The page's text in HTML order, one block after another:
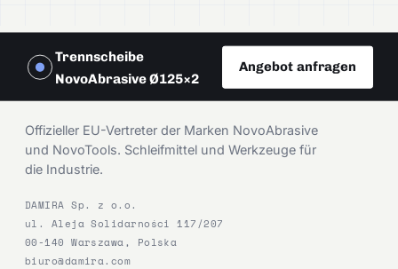
Trennscheibe
NovoAbrasive Ø125×2
Angebot anfragen
DAMIRA
Offizieller EU-Vertreter der Marken NovoAbrasive
und NovoTools. Schleifmittel und Werkzeuge für
die Industrie.
DAMIRA Sp. z o.o.
ul. Aleja Solidarności 117/207
00-140 Warszawa, Polska
biuro@damira.com